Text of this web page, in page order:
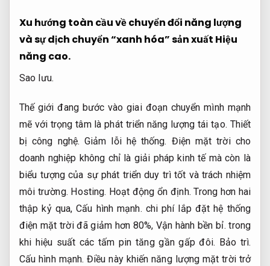
Xu hướng toàn cầu về chuyển đổi năng lượng
và sự dịch chuyển “xanh hóa” sản xuất Hiệu
năng cao.
Sao lưu.
Thế giới đang bước vào giai đoạn chuyển mình mạnh
mẽ với trọng tâm là phát triển năng lượng tái tạo. Thiết
bị công nghệ. Giảm lỗi hệ thống. Điện mặt trời cho
doanh nghiệp không chỉ là giải pháp kinh tế mà còn là
biểu tượng của sự phát triển duy trì tốt và trách nhiệm
môi trường. Hosting. Hoạt động ổn định. Trong hơn hai
thập kỷ qua,Cấu hình mạnh. chi phí lắp đặt hệ thống
điện mặt trời đã giảm hơn 80%, Vận hành bền bỉ. trong
khi hiệu suất các tấm pin tăng gần gấp đôi. Bảo trì.
Cấu hình mạnh. Điều này khiến năng lượng mặt trời trở